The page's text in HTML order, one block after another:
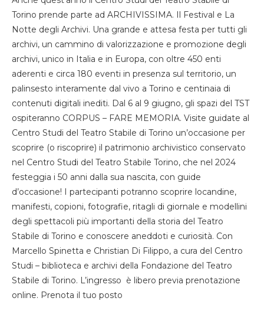
Torino prende parte ad ARCHIVISSIMA. Il Festival e La
Notte degli Archivi. Una grande e attesa festa per tutti gli
archivi, un cammino di valorizzazione e promozione degli
archivi, unico in Italia e in Europa, con oltre 450 enti
aderenti e circa 180 eventi in presenza sul territorio, un
palinsesto interamente dal vivo a Torino e centinaia di
contenuti digitali inediti. Dal 6 al 9 giugno, gli spazi del TST
ospiteranno CORPUS – FARE MEMORIA. Visite guidate al
Centro Studi del Teatro Stabile di Torino un’occasione per
scoprire (o riscoprire) il patrimonio archivistico conservato
nel Centro Studi del Teatro Stabile Torino, che nel 2024
festeggia i 50 anni dalla sua nascita, con guide
d’occasione! I partecipanti potranno scoprire locandine,
manifesti, copioni, fotografie, ritagli di giornale e modellini
degli spettacoli più importanti della storia del Teatro
Stabile di Torino e conoscere aneddoti e curiosità. Con
Marcello Spinetta e Christian Di Filippo, a cura del Centro
Studi – biblioteca e archivi della Fondazione del Teatro
Stabile di Torino. L’ingresso è libero previa prenotazione
online. Prenota il tuo posto